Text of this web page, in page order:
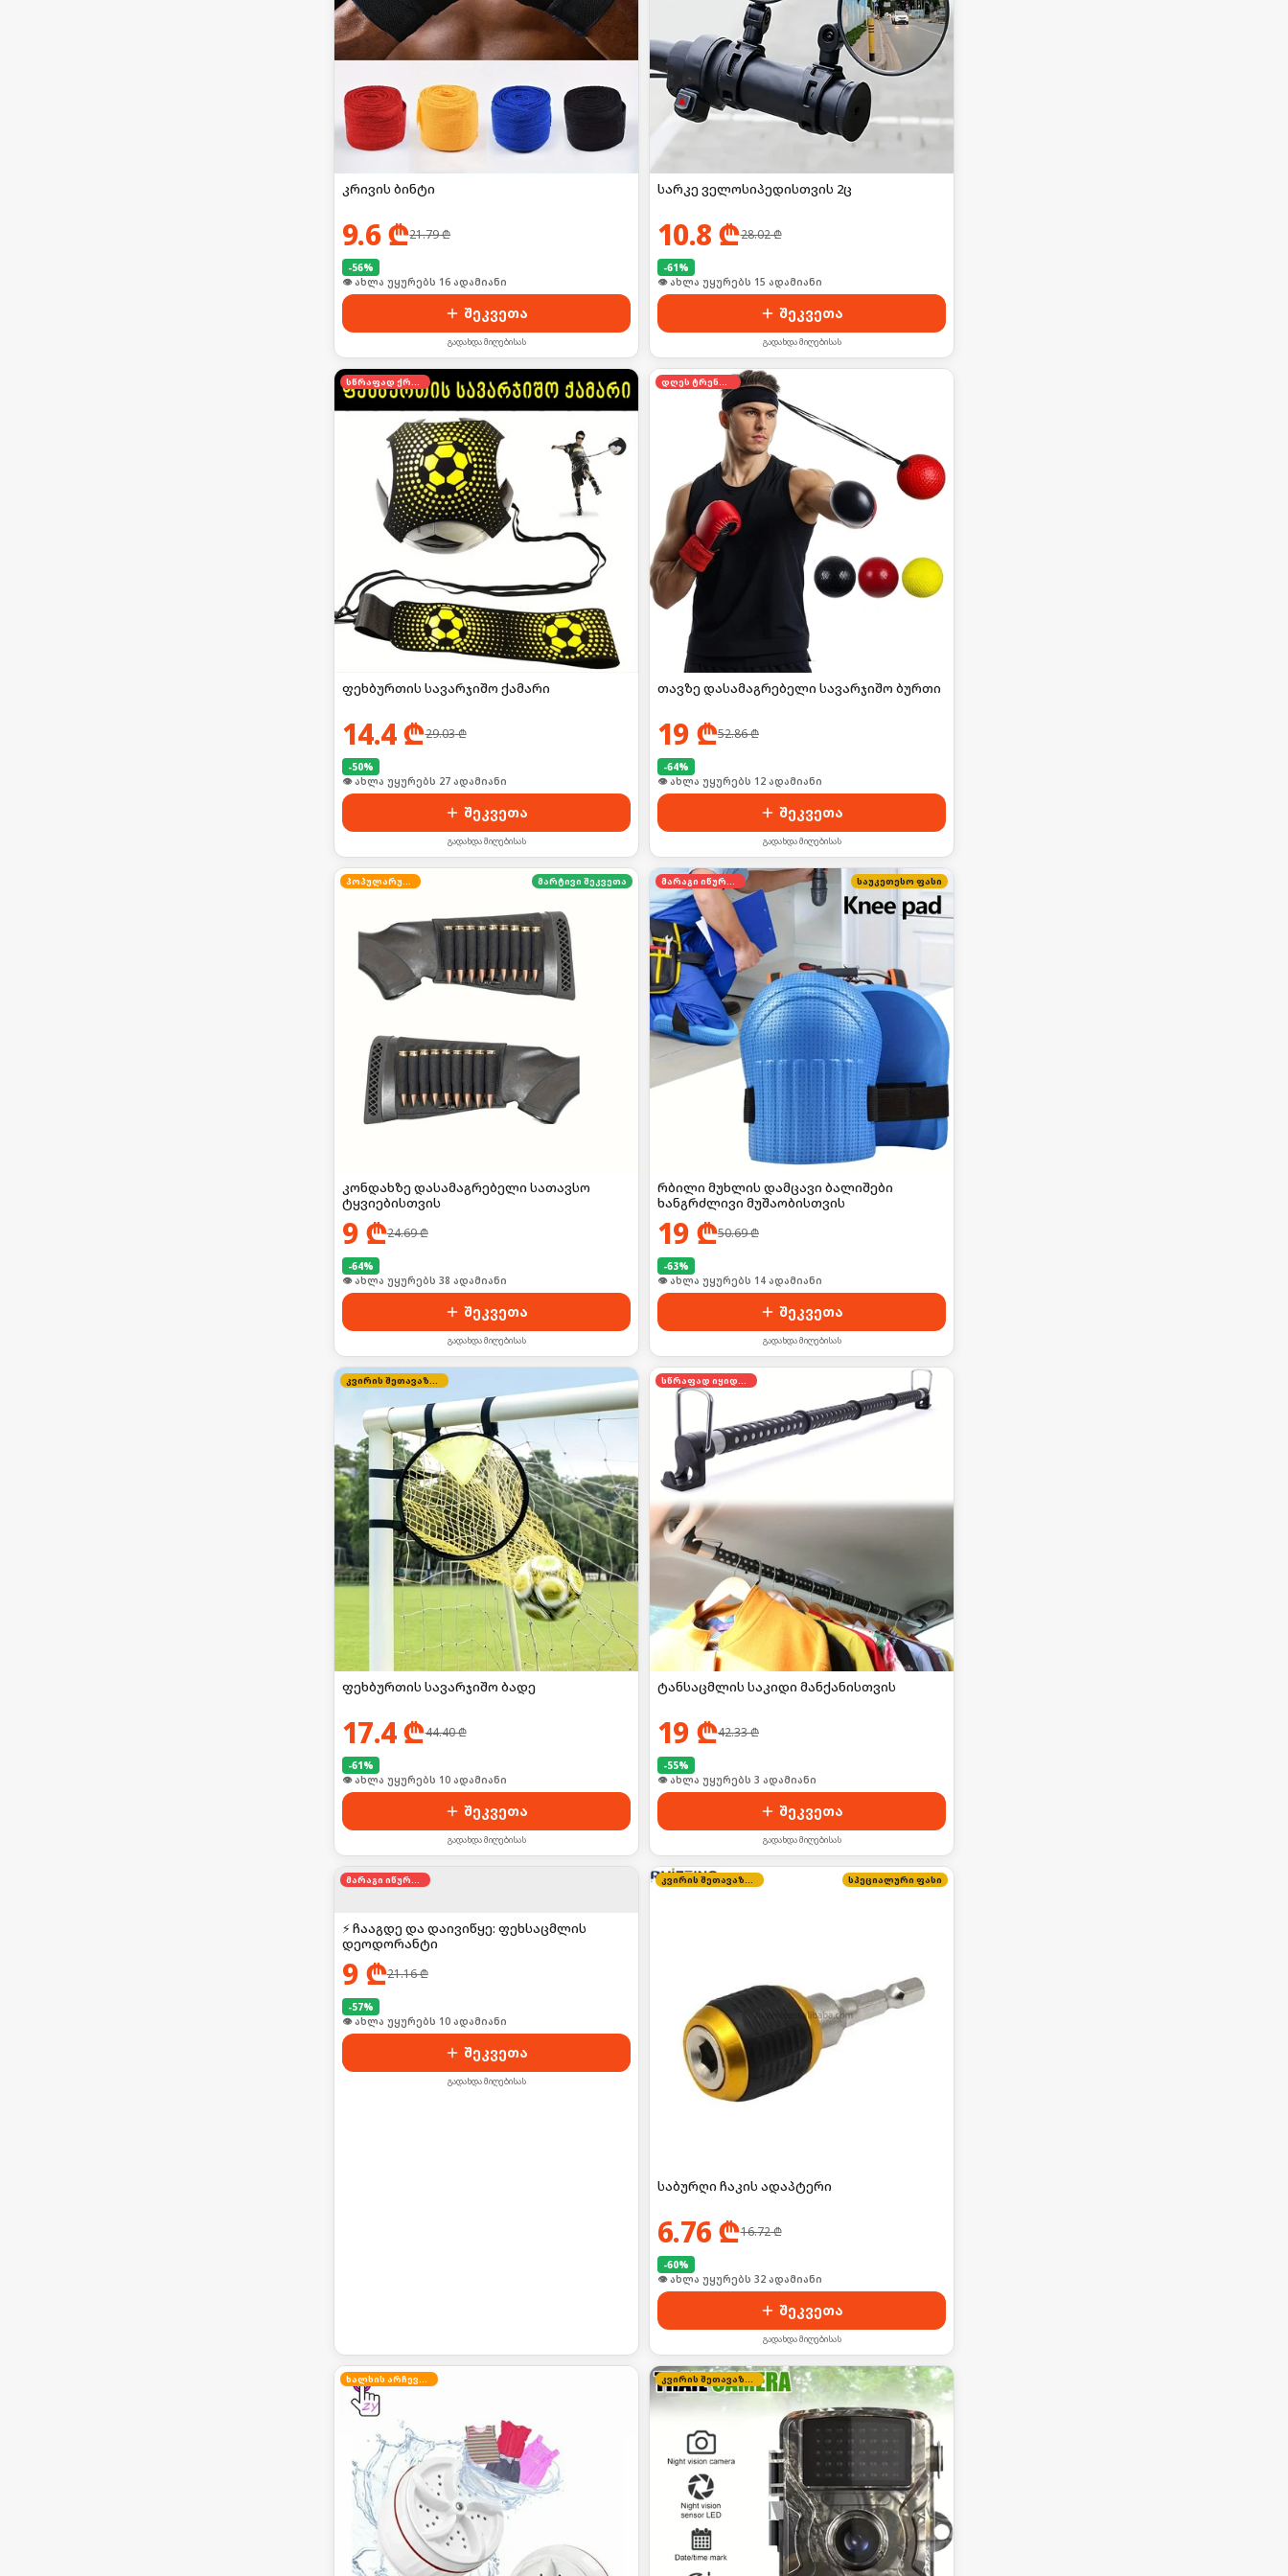
კრივის ბინტი
9.6₾21.79₾
-56%
👁 ახლა უყურებს 16 ადამიანი
შეკვეთა
გადახდა მიღებისას
სარკე ველოსიპედისთვის 2ც
10.8₾28.02₾
-61%
👁 ახლა უყურებს 15 ადამიანი
შეკვეთა
გადახდა მიღებისას
სწრაფად ქრება
ფეხბურთის სავარჯიშო ქამარი
14.4₾29.03₾
-50%
👁 ახლა უყურებს 27 ადამიანი
შეკვეთა
გადახდა მიღებისას
დღეს ტრენდში
თავზე დასამაგრებელი სავარჯიშო ბურთი
19₾52.86₾
-64%
👁 ახლა უყურებს 12 ადამიანი
შეკვეთა
გადახდა მიღებისას
პოპულარული მარტივი შეკვეთა
კონდახზე დასამაგრებელი სათავსო
ტყვიებისთვის
9₾24.69₾
-64%
🛒 ბოლო 24სთ-ში იყიდა 10-მა
შეკვეთა
გადახდა მიღებისას
მარაგი იწურება საუკეთესო ფასი
რბილი მუხლის დამცავი ბალიშები
ხანგრძლივი მუშაობისთვის
19₾50.69₾
-63%
შეკვეთა
გადახდა მიღებისას
კვირის შეთავაზება
ფეხბურთის სავარჯიშო ბადე
17.4₾44.40₾
-61%
🛒 ბოლო 24სთ-ში იყიდა 12-მა
შეკვეთა
გადახდა მიღებისას
სწრაფად იყიდება
ტანსაცმლის საკიდი მანქანისთვის
19₾42.33₾
-55%
👁 ახლა უყურებს 3 ადამიანი
შეკვეთა
გადახდა მიღებისას
მარაგი იწურება
⚡ ჩააგდე და დაივიწყე: ფეხსაცმლის
დეოდორანტი
9₾21.16₾
-57%
👁 ახლა უყურებს 10 ადამიანი
შეკვეთა
გადახდა მიღებისას
კვირის შეთავაზება სპეციალური ფასი
საბურღი ჩაკის ადაპტერი
6.76₾16.72₾
-60%
👁 ახლა უყურებს 32 ადამიანი
შეკვეთა
გადახდა მიღებისას
ხალხის არჩევანი კვირის შეთავაზება